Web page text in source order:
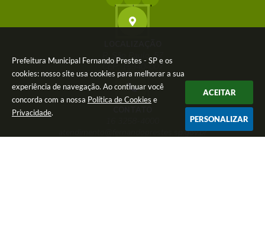
Prefeitura Municipal Fernando Prestes - SP e os
cookies: nosso site usa cookies para melhorar a sua
experiência de navegação. Ao continuar você
concorda com a nossa Política de Cookies e
Privacidade.
ACEITAR
PERSONALIZAR
R. São Paulo, 57
CEP: 15940-007
atendimento@fernandoprestes.sp.gov.br